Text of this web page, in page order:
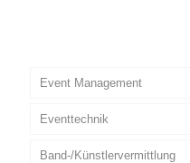
Event Management
Eventtechnik
Band-/Künstlervermittlung